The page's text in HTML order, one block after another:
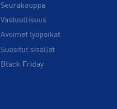
Seurakauppa
Vastuullisuus
Avoimet työpaikat
Suositut sisällöt
Black Friday